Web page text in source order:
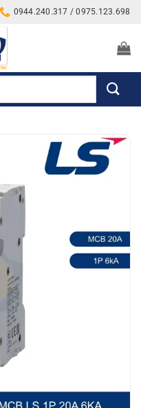
0944.240.317 / 0975.123.698